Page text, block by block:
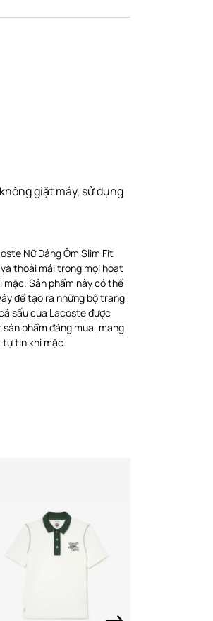
giặt máy, sử dụng
Nữ Dáng Ôm Slim Fit
thoải mái trong mọi hoạt
mặc. Sản phẩm này có thể
để tạo ra những bộ trang
sấu của Lacoste được
phẩm đáng mua, mang
tự tin khi mặc.